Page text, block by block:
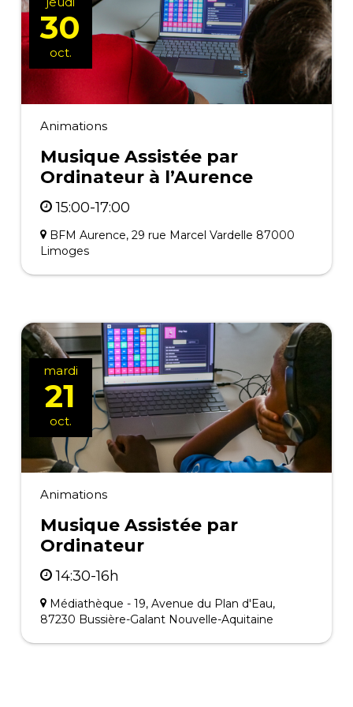
Animations
Musique Assistée par
Ordinateur à l’Aurence
15:00-17:00
BFM Aurence, 29 rue Marcel Vardelle 87000
Limoges
30
oct.
Animations
Musique Assistée par
Ordinateur
14:30-16h
Médiathèque - 19, Avenue du Plan d'Eau,
87230 Bussière-Galant Nouvelle-Aquitaine
mardi
21
oct.